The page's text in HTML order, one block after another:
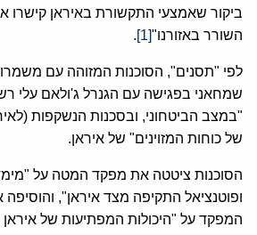
ביקור שאמצעי התקשורת באיראן קישרו
השורר באזורנו"[1]
.
לפי "תסנים", הסוכנות המזוהה עם
שמחאני בפגישה עם הגנרל ג'ולאם עלי
"במצב הביטחוני, ובסכנות הנשקפות
של כוחות המזוינים" של איראן.
הסוכנות ציטטה את מפקד המטה על
ופוטנציאל התקיפה מצד איראן",
המפקד על "היכולות המפתיעות של איראן